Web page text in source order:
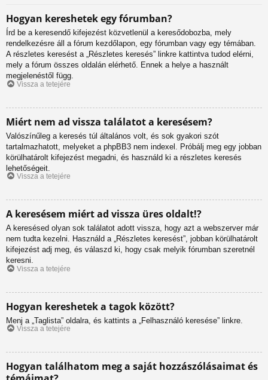
Hogyan kereshetek egy fórumban?
Írd be a keresendő kifejezést közvetlenül a keresődobozba, mely
rendelkezésre áll a fórum kezdőlapon, egy fórumban vagy egy témában.
A részletes keresést a „Részletes keresés” linkre kattintva tudod elérni,
mely a fórum összes oldalán elérhető. Ennek a helye a használt
megjelenéstől függ.
Vissza a tetejére
Miért nem ad vissza találatot a keresésem?
Valószínűleg a keresés túl általános volt, és sok gyakori szót
tartalmazhatott, melyeket a phpBB3 nem indexel. Próbálj meg egy jobban
körülhatárolt kifejezést megadni, és használd ki a részletes keresés
lehetőségeit.
Vissza a tetejére
A keresésem miért ad vissza üres oldalt!?
A keresésed olyan sok találatot adott vissza, hogy azt a webszerver már
nem tudta kezelni. Használd a „Részletes keresést”, jobban körülhatárolt
kifejezést adj meg, és válaszd ki, hogy csak melyik fórumban szeretnél
keresni.
Vissza a tetejére
Hogyan kereshetek a tagok között?
Menj a „Taglista” oldalra, és kattints a „Felhasználó keresése” linkre.
Vissza a tetejére
Hogyan találhatom meg a saját hozzászólásaimat és